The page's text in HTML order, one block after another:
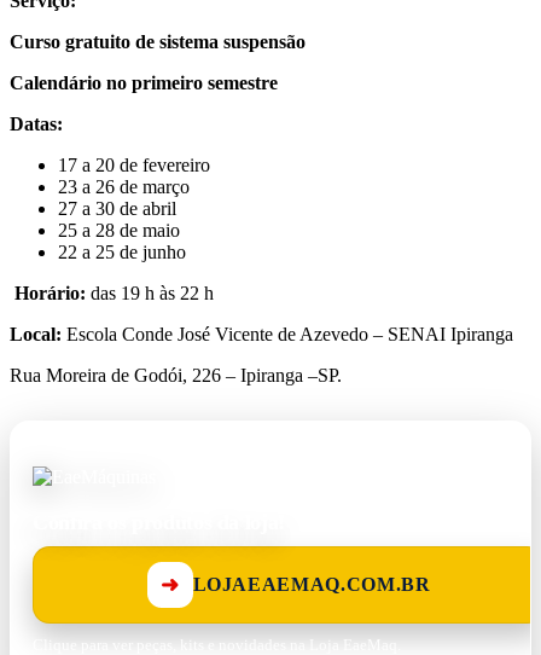
Curso gratuito de sistema suspensão
Calendário no primeiro semestre
Datas:
17 a 20 de fevereiro
23 a 26 de março
27 a 30 de abril
25 a 28 de maio
22 a 25 de junho
Horário: das 19 h às 22 h
Local: Escola Conde José Vicente de Azevedo – SENAI Ipiranga
Rua Moreira de Godói, 226 – Ipiranga –SP.
➜ LOJAEAEMAQ.COM.BR
Clique para ver peças, kits e novidades na Loja EaeMaq.